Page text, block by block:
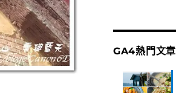
GA4熱門文章